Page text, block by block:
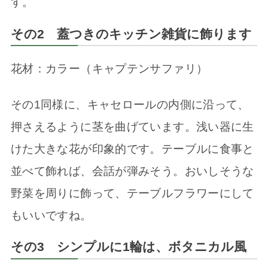
その2 蓋つきのキッチン雑貨に飾ります
花材：カラー（キャプテンサファリ）
その1同様に、キャセロールの内側に沿って、
押さえるように茎を曲げています。浅い器に生
けた大きな花が印象的です。テーブルに食事と
並べて飾れば、会話が弾みそう。おいしそうな
野菜を周りに飾って、テーブルフラワーにして
もいいですね。
その3 シンプルに1輪は、ボタニカル風